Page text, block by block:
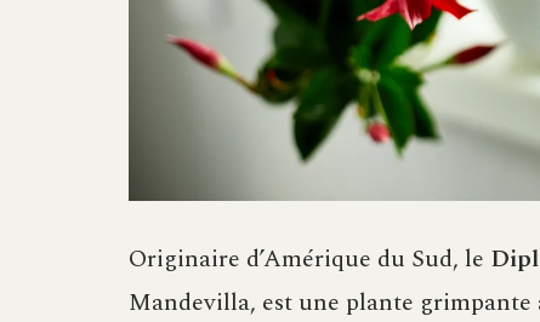
Originaire d’Amérique du Sud, le
Mandevilla, est une plante grimpante